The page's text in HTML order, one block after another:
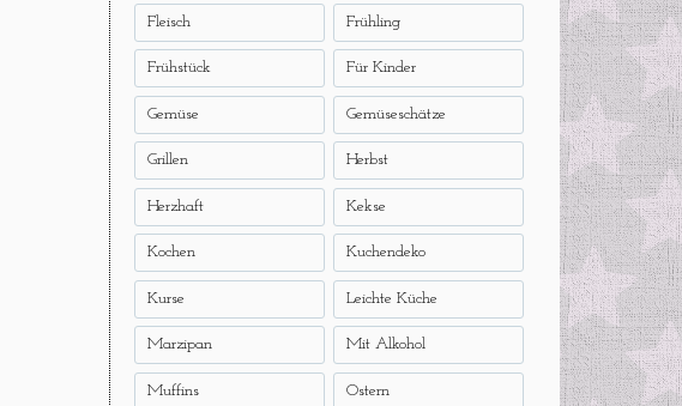
Fleisch Frühling
Frühstück Für Kinder
Gemüse Gemüseschätze
Grillen Herbst
Herzhaft Kekse
Kochen Kuchendeko
Kurse Leichte Küche
Marzipan Mit Alkohol
Muffins Ostern